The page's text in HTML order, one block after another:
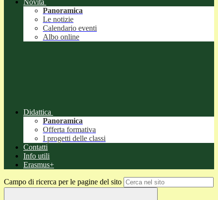
Novità
Panoramica
Le notizie
Calendario eventi
Albo online
Didattica
Panoramica
Offerta formativa
I progetti delle classi
Contatti
Info utili
Erasmus+
Campo di ricerca per le pagine del sito